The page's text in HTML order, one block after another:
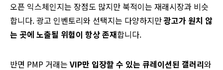
오픈 익스체인지는 장점도 많지만 북적이는 재래시장과 비슷
합니다. 광고 인벤토리와 선택지는 다양하지만광고가 원치 않
는 곳에 노출될 위험이 항상 존재합니다.
반면 PMP 거래는 VIP만 입장할 수 있는 큐레이션된 갤러리와